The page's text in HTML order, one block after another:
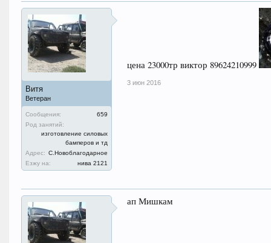
Витя
Ветеран
Сообщения:
659
Род занятий:
изготовление силовых
бамперов и тд
Адрес: С.Новоблагодарное
Езжу на:
нива 2121
цена 23000тр виктор 89624210999
3 июн 2016
ап Мишкам